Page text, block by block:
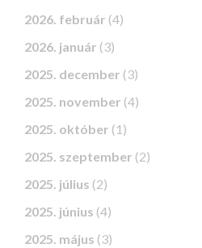
2026. február (4)
2026. január (3)
2025. december (3)
2025. november (4)
2025. október (1)
2025. szeptember (2)
2025. július (2)
2025. június (4)
2025. május (3)